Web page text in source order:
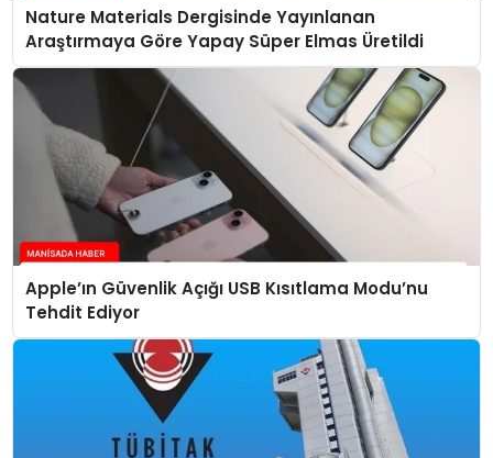
Nature Materials Dergisinde Yayınlanan
Araştırmaya Göre Yapay Süper Elmas Üretildi
Apple’ın Güvenlik Açığı USB Kısıtlama Modu’nu
Tehdit Ediyor